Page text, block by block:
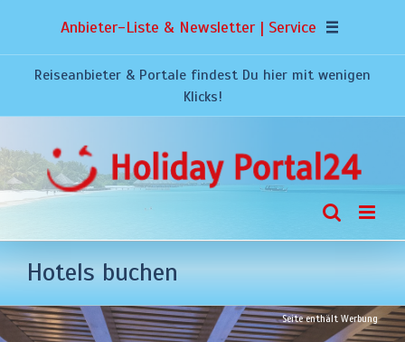
springen
Anbieter-Liste & Newsletter | Service
Reiseanbieter & Portale findest Du hier mit wenigen
Klicks!
Hotels buchen
Seite enthält Werbung